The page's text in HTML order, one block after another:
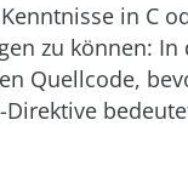
in C
zu können:
Quellcode,